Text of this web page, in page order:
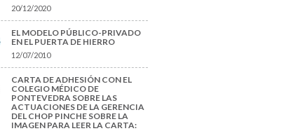
20/12/2020
EL MODELO PÚBLICO-PRIVADO
EN EL PUERTA DE HIERRO
12/07/2010
CARTA DE ADHESIÓN CON EL
COLEGIO MÉDICO DE
PONTEVEDRA SOBRE LAS
ACTUACIONES DE LA GERENCIA
DEL CHOP PINCHE SOBRE LA
IMAGEN PARA LEER LA CARTA: